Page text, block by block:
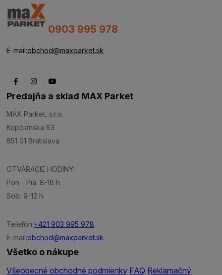
0903 995 978
E-mail:obchod@maxparket.sk
Predajňa a sklad MAX Parket
MAX Parket, s.r.o.
Kopčianska 63
851 01 Bratislava
OTVÁRACIE HODINY:
Pon - Pia: 8-18 h.
Sob: 9-12 h.
Telefón:+421 903 995 978
E-mail:obchod@maxparket.sk
Všetko o nákupe
Všeobecné obchodné podmienky FAQ Reklamačný